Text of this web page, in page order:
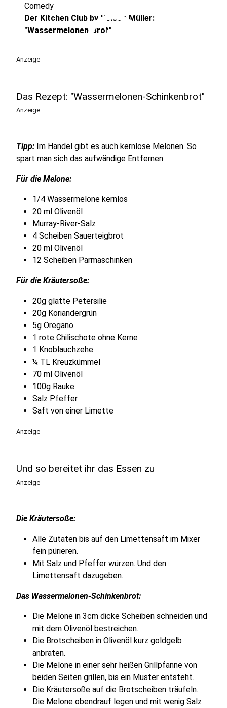
play_circle
Comedy
Der Kitchen Club by Nelson Müller:
"Wassermelonen-Brot"
Anzeige
Das Rezept: "Wassermelonen-Schinkenbrot"
Anzeige
Tipp: Im Handel gibt es auch kernlose Melonen. So
spart man sich das aufwändige Entfernen
Für die Melone:
1/4 Wassermelone kernlos
20 ml Olivenöl
Murray-River-Salz
4 Scheiben Sauerteigbrot
20 ml Olivenöl
12 Scheiben Parmaschinken
Für die Kräutersoße:
20g glatte Petersilie
20g Koriandergrün
5g Oregano
1 rote Chilischote ohne Kerne
1 Knoblauchzehe
¼ TL Kreuzkümmel
70 ml Olivenöl
100g Rauke
Salz Pfeffer
Saft von einer Limette
Anzeige
Und so bereitet ihr das Essen zu
Anzeige
Die Kräutersoße:
Alle Zutaten bis auf den Limettensaft im Mixer
fein pürieren.
Mit Salz und Pfeffer würzen. Und den
Limettensaft dazugeben.
Das Wassermelonen-Schinkenbrot:
Die Melone in 3cm dicke Scheiben schneiden und
mit dem Olivenöl bestreichen.
Die Brotscheiben in Olivenöl kurz goldgelb
anbraten.
Die Melone in einer sehr heißen Grillpfanne von
beiden Seiten grillen, bis ein Muster entsteht.
Die Kräutersoße auf die Brotscheiben träufeln.
Die Melone obendrauf legen und mit wenig Salz